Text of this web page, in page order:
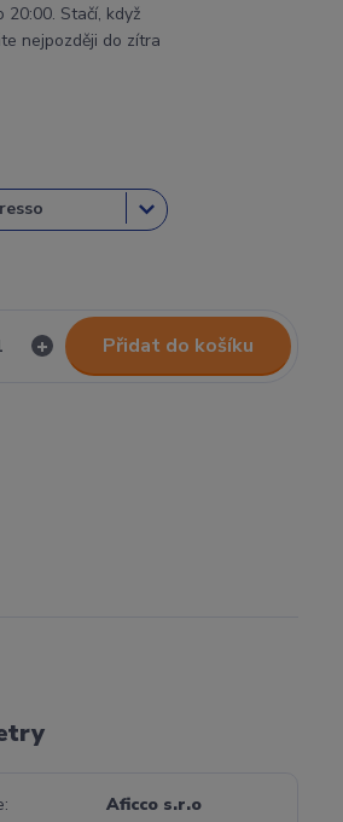
20:00. Stačí, když
nejpozději do zítra
Přidat do košíku
Aficco s.r.o